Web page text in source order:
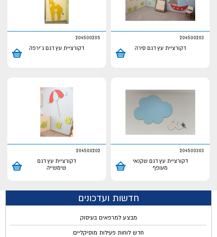
204500203
דקורציית עץ דגם סירה
204500205
דקורציית עץ דגם ג'ירפה
204500303
דקורציית עץ דגם שקנאי
מעופף
204500202
דקורציית עץ דגם
שימשייה
חדשות ועדכונים
מבצע למרפאים בעיסוק
חדש לוחות פעילות מוסיקליים